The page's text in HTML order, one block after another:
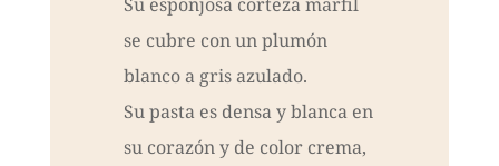
Su esponjosa corteza marfil
se cubre con un plumón
blanco a gris azulado.
Su pasta es densa y blanca en
su corazón y de color crema,